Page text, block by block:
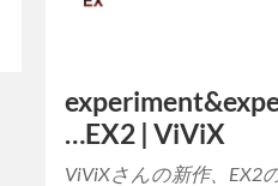
…EX2 | ViViX
ViViXさんの新作、EX2